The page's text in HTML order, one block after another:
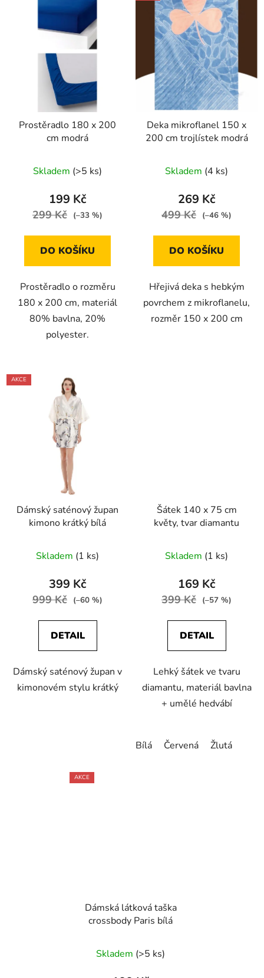
Prostěradlo 180 x 200
cm modrá
Skladem (>5 ks)
199 Kč
299 Kč (–33 %)
DO KOŠÍKU
Prostěradlo o rozměru
180 x 200 cm, materiál
80% bavlna, 20%
polyester.
Deka mikroflanel 150 x
200 cm trojlístek modrá
Skladem (4 ks)
269 Kč
499 Kč (–46 %)
DO KOŠÍKU
Hřejivá deka s hebkým
povrchem z mikroflanelu,
rozměr 150 x 200 cm
AKCE
Dámský saténový župan
kimono krátký bílá
Skladem (1 ks)
399 Kč
999 Kč (–60 %)
DETAIL
Dámský saténový župan v
kimonovém stylu krátký
Šátek 140 x 75 cm
květy, tvar diamantu
Skladem (1 ks)
169 Kč
399 Kč (–57 %)
DETAIL
Lehký šátek ve tvaru
diamantu, materiál bavlna
+ umělé hedvábí
Bílá Červená Žlutá
AKCE
Dámská látková taška
crossbody Paris bílá
Skladem (>5 ks)